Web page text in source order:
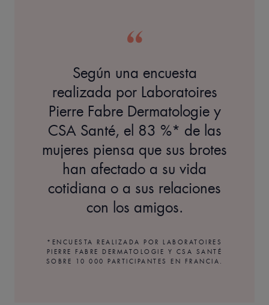
Según una encuesta
realizada por Laboratoires
Pierre Fabre Dermatologie y
CSA Santé, el 83 %* de las
mujeres piensa que sus brotes
han afectado a su vida
cotidiana o a sus relaciones
con los amigos.
*ENCUESTA REALIZADA POR LABORATOIRES
PIERRE FABRE DERMATOLOGIE Y CSA SANTÉ
SOBRE 10 000 PARTICIPANTES EN FRANCIA.